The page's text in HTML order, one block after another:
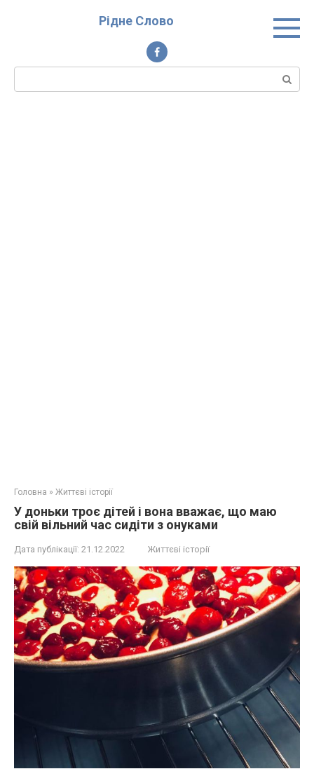
Рідне Слово
Пошук:
Головна » Життєві історії
У доньки троє дітей і вона вважає, що маю
свій вільний час сидіти з онуками
Дата публікації: 21.12.2022 Життєві історії